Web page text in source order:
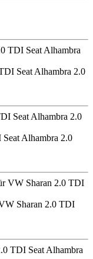
Seat Alhambra 2.0
Alhambra 2.0
Sharan 2.0 TDI